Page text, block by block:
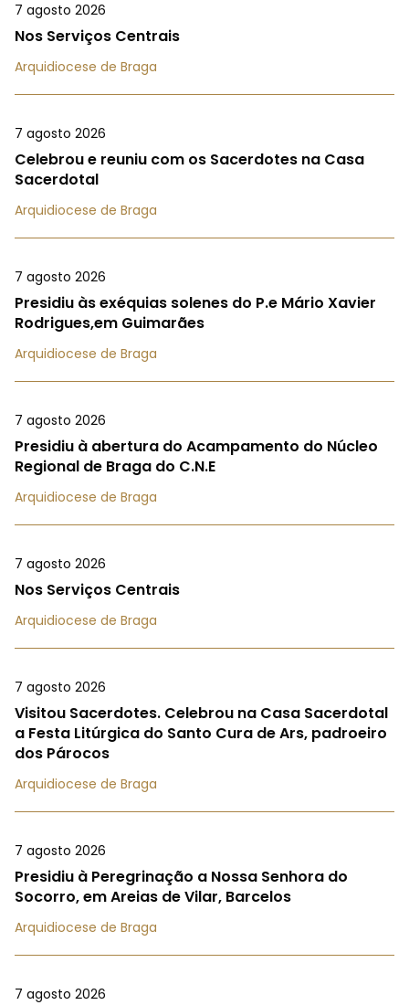
7 agosto 2026
Nos Serviços Centrais
Arquidiocese de Braga
7 agosto 2026
Celebrou e reuniu com os Sacerdotes na Casa
Sacerdotal
Arquidiocese de Braga
7 agosto 2026
Presidiu às exéquias solenes do P.e Mário Xavier
Rodrigues,em Guimarães
Arquidiocese de Braga
7 agosto 2026
Presidiu à abertura do Acampamento do Núcleo
Regional de Braga do C.N.E
Arquidiocese de Braga
7 agosto 2026
Nos Serviços Centrais
Arquidiocese de Braga
7 agosto 2026
Visitou Sacerdotes. Celebrou na Casa Sacerdotal
a Festa Litúrgica do Santo Cura de Ars, padroeiro
dos Párocos
Arquidiocese de Braga
7 agosto 2026
Presidiu à Peregrinação a Nossa Senhora do
Socorro, em Areias de Vilar, Barcelos
Arquidiocese de Braga
7 agosto 2026